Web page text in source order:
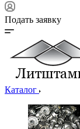
Подать заявку
Каталог